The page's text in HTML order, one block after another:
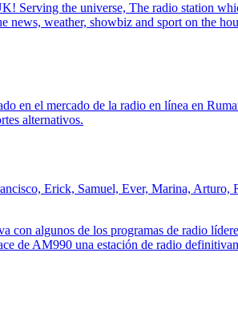
Serving the universe, The radio station
news, weather, showbiz and sport on the
en el mercado de la radio en línea en
alternativos.
Erick, Samuel, Ever, Marina, Arturo,
con algunos de los programas de radio
de AM990 una estación de radio